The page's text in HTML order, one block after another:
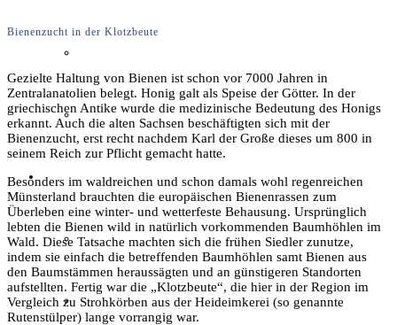
Textil
Sachsenhof
Über den Sachsenhof
Aktuelles vom Sachsenhof
Bienenzucht in der Klotzbeute
Gezielte Haltung von Bienen ist schon vor 7000 Jahren in
Zentralanatolien belegt. Honig galt als Speise der Götter. In der
griechischen Antike wurde die medizinische Bedeutung des Honigs
erkannt. Auch die alten Sachsen beschäftigten sich mit der
Bienenzucht, erst recht nachdem Karl der Große dieses um 800 in
seinem Reich zur Pflicht gemacht hatte.
Besonders im waldreichen und schon damals wohl regenreichen
Münsterland brauchten die europäischen Bienenrassen zum
Überleben eine winter- und wetterfeste Behausung. Ursprünglich
lebten die Bienen wild in natürlich vorkommenden Baumhöhlen im
Wald. Diese Tatsache machten sich die frühen Siedler zunutze,
indem sie einfach die betreffenden Baumhöhlen samt Bienen aus
den Baumstämmen heraussägten und an günstigeren Standorten
aufstellten. Fertig war die „Klotzbeute“, die hier in der Region im
Vergleich zu Strohkörben aus der Heideimkerei (so genannte
Rutenstülper) lange vorrangig war.